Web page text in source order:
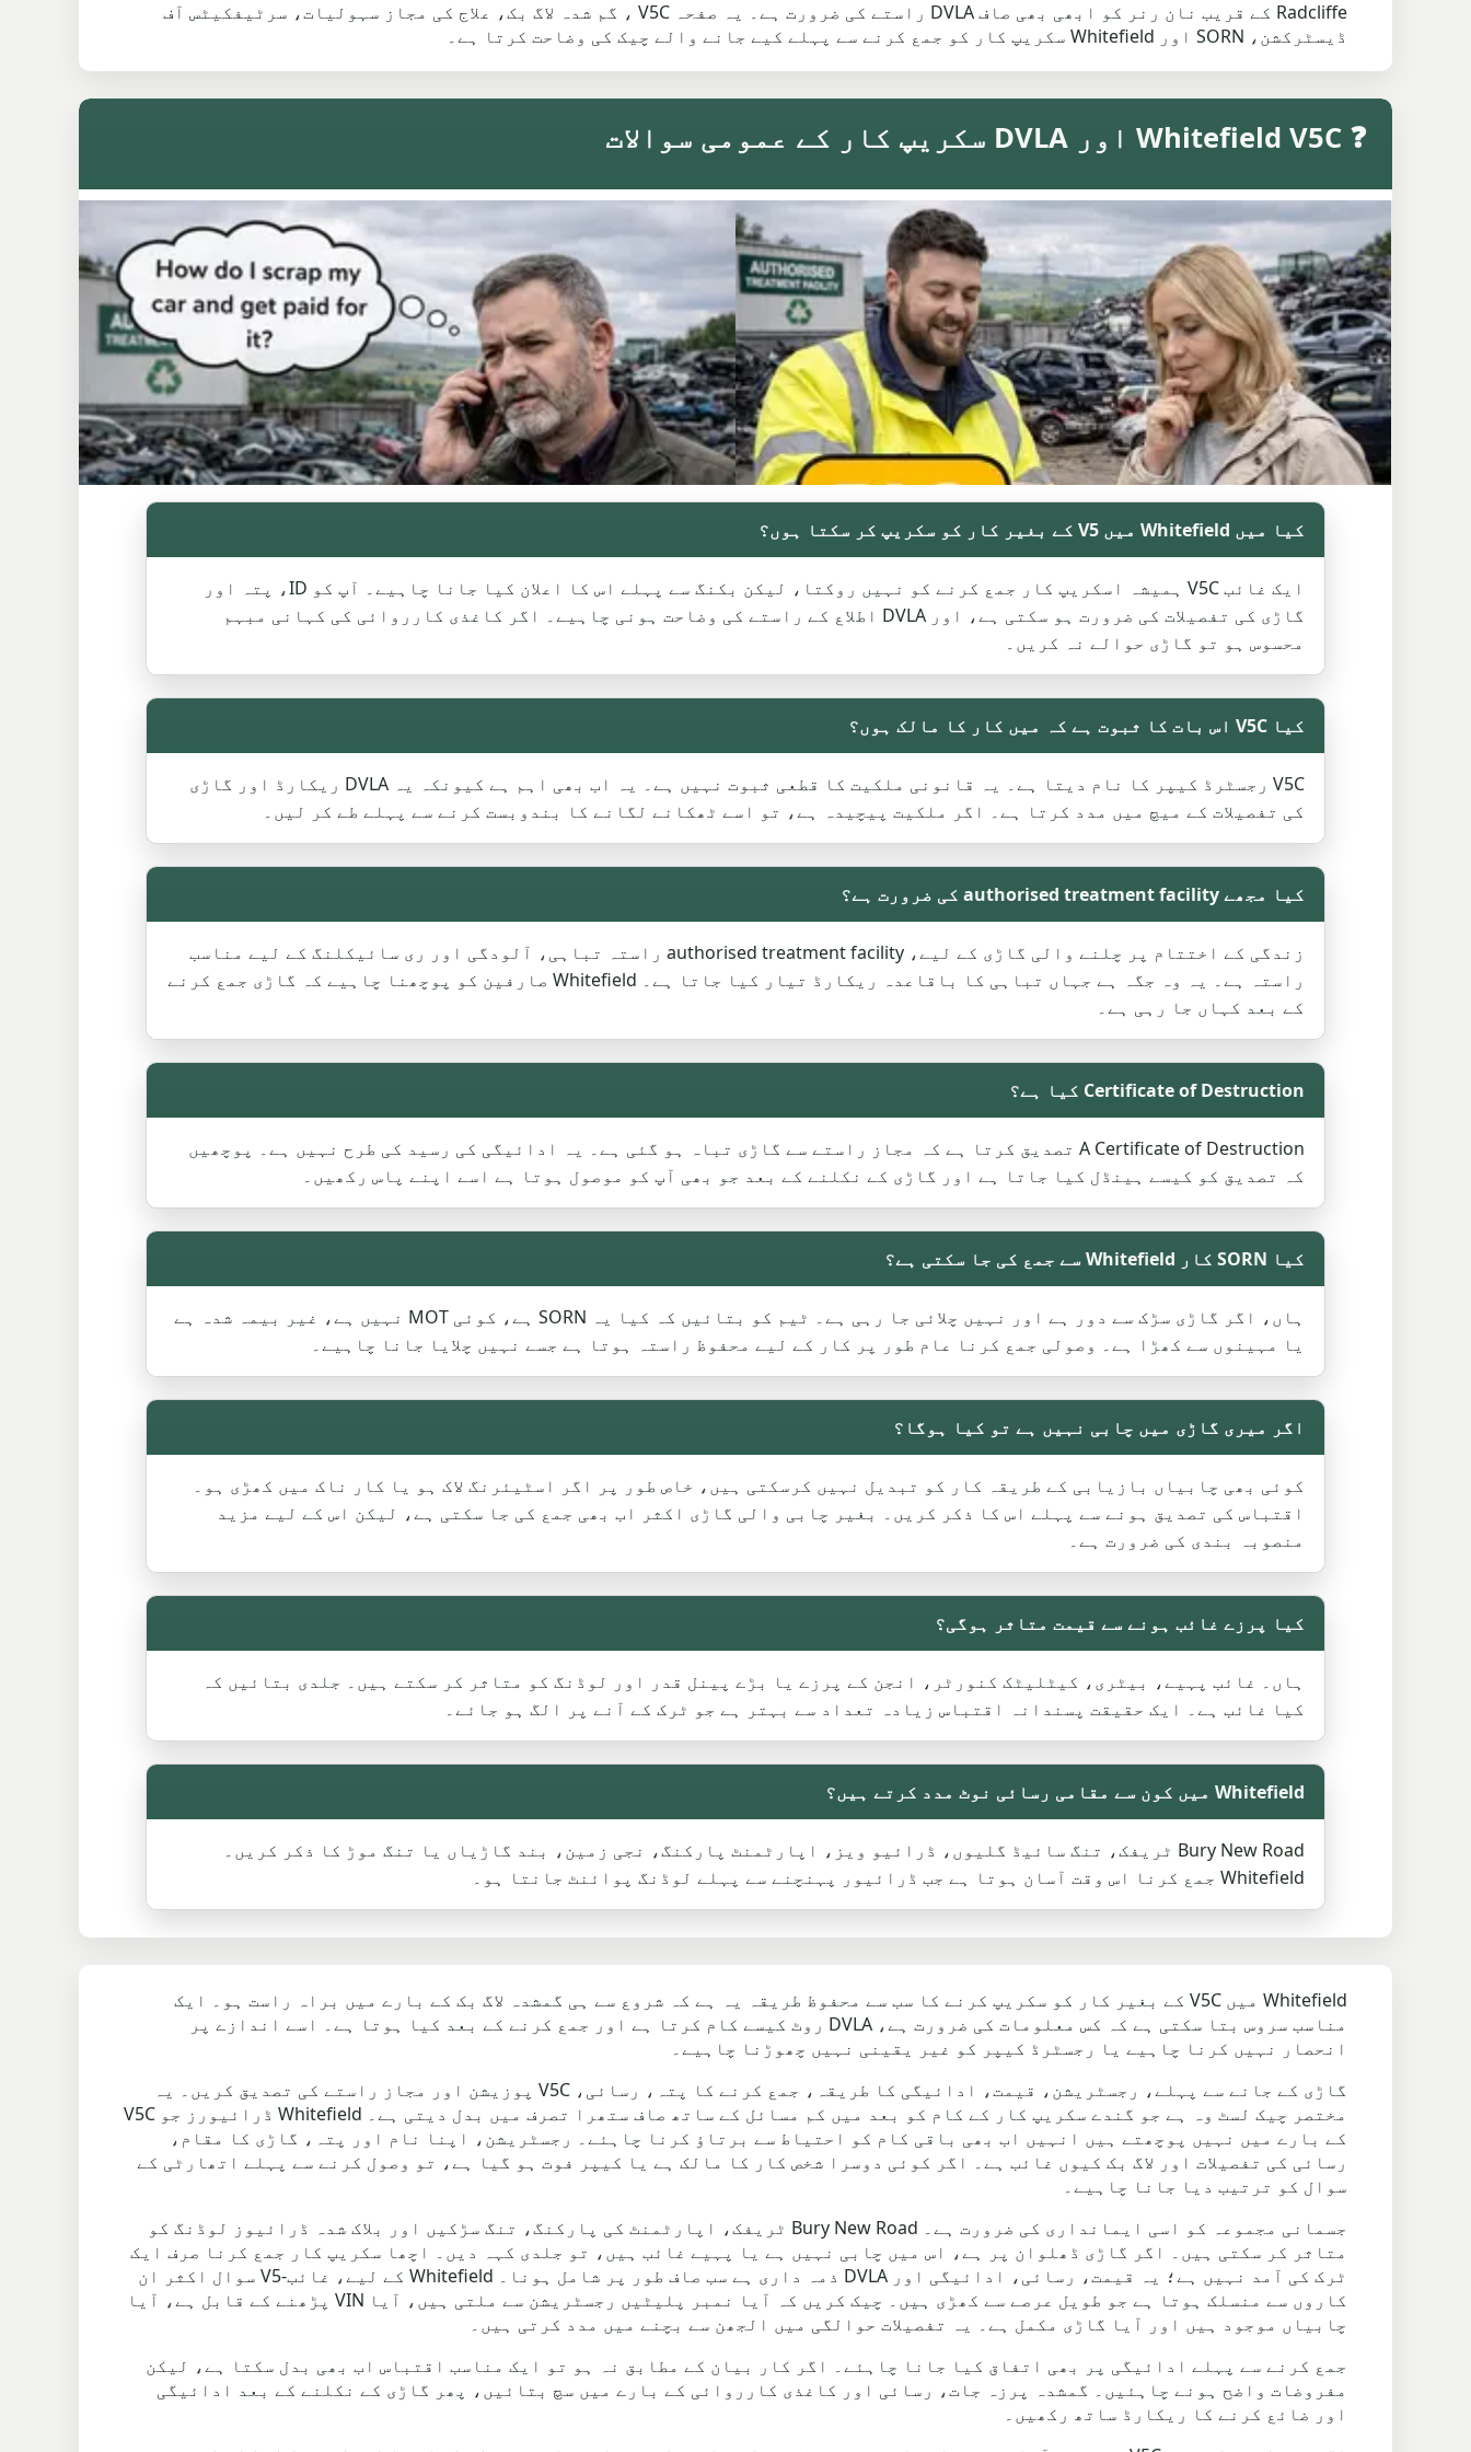
Radcliffe کے قریب نان رنر کو ابھی بھی صاف DVLA راستے کی ضرورت ہے۔ یہ صفحہ V5C ، گم شدہ لاگ بک، علاج کی مجاز سہولیات، سرٹیفکیٹس آف
ڈیسٹرکشن، SORN اور Whitefield سکریپ کار کو جمع کرنے سے پہلے کیے جانے والے چیک کی وضاحت کرتا ہے۔
❓ Whitefield V5C اور DVLA سکریپ کار کے عمومی سوالات
کیا میں Whitefield میں V5 کے بغیر کار کو سکریپ کر سکتا ہوں؟
ایک غائب V5C ہمیشہ اسکریپ کار جمع کرنے کو نہیں روکتا، لیکن بکنگ سے پہلے اس کا اعلان کیا جانا چاہیے۔ آپ کو ID، پتہ اور
گاڑی کی تفصیلات کی ضرورت ہو سکتی ہے، اور DVLA اطلاع کے راستے کی وضاحت ہونی چاہیے۔ اگر کاغذی کارروائی کی کہانی مبہم
محسوس ہو تو گاڑی حوالے نہ کریں۔
کیا V5C اس بات کا ثبوت ہے کہ میں کار کا مالک ہوں؟
V5C رجسٹرڈ کیپر کا نام دیتا ہے۔ یہ قانونی ملکیت کا قطعی ثبوت نہیں ہے۔ یہ اب بھی اہم ہے کیونکہ یہ DVLA ریکارڈ اور گاڑی
کی تفصیلات کے میچ میں مدد کرتا ہے۔ اگر ملکیت پیچیدہ ہے، تو اسے ٹھکانے لگانے کا بندوبست کرنے سے پہلے طے کر لیں۔
کیا مجھے authorised treatment facility کی ضرورت ہے؟
زندگی کے اختتام پر چلنے والی گاڑی کے لیے، authorised treatment facility راستہ تباہی، آلودگی اور ری سائیکلنگ کے لیے مناسب
راستہ ہے۔ یہ وہ جگہ ہے جہاں تباہی کا باقاعدہ ریکارڈ تیار کیا جاتا ہے۔ Whitefield صارفین کو پوچھنا چاہیے کہ گاڑی جمع کرنے
کے بعد کہاں جا رہی ہے۔
Certificate of Destruction کیا ہے؟
A Certificate of Destruction تصدیق کرتا ہے کہ مجاز راستے سے گاڑی تباہ ہو گئی ہے۔ یہ ادائیگی کی رسید کی طرح نہیں ہے۔ پوچھیں
کہ تصدیق کو کیسے ہینڈل کیا جاتا ہے اور گاڑی کے نکلنے کے بعد جو بھی آپ کو موصول ہوتا ہے اسے اپنے پاس رکھیں۔
کیا SORN کار Whitefield سے جمع کی جا سکتی ہے؟
ہاں، اگر گاڑی سڑک سے دور ہے اور نہیں چلائی جا رہی ہے۔ ٹیم کو بتائیں کہ کیا یہ SORN ہے، کوئی MOT نہیں ہے، غیر بیمہ شدہ ہے
یا مہینوں سے کھڑا ہے۔ وصولی جمع کرنا عام طور پر کار کے لیے محفوظ راستہ ہوتا ہے جسے نہیں چلایا جانا چاہیے۔
اگر میری گاڑی میں چابی نہیں ہے تو کیا ہوگا؟
کوئی بھی چابیاں بازیابی کے طریقہ کار کو تبدیل نہیں کرسکتی ہیں، خاص طور پر اگر اسٹیئرنگ لاک ہو یا کار ناک میں کھڑی ہو۔
اقتباس کی تصدیق ہونے سے پہلے اس کا ذکر کریں۔ بغیر چابی والی گاڑی اکثر اب بھی جمع کی جا سکتی ہے، لیکن اس کے لیے مزید
منصوبہ بندی کی ضرورت ہے۔
کیا پرزے غائب ہونے سے قیمت متاثر ہوگی؟
ہاں۔ غائب پہیے، بیٹری، کیٹلیٹک کنورٹر، انجن کے پرزے یا بڑے پینل قدر اور لوڈنگ کو متاثر کر سکتے ہیں۔ جلدی بتائیں کہ
کیا غائب ہے۔ ایک حقیقت پسندانہ اقتباس زیادہ تعداد سے بہتر ہے جو ٹرک کے آنے پر الگ ہو جائے۔
Whitefield میں کون سے مقامی رسائی نوٹ مدد کرتے ہیں؟
Bury New Road ٹریفک، تنگ سائیڈ گلیوں، ڈرائیو ویز، اپارٹمنٹ پارکنگ، نجی زمین، بند گاڑیاں یا تنگ موڑ کا ذکر کریں۔
Whitefield جمع کرنا اس وقت آسان ہوتا ہے جب ڈرائیور پہنچنے سے پہلے لوڈنگ پوائنٹ جانتا ہو۔
Whitefield میں V5C کے بغیر کار کو سکریپ کرنے کا سب سے محفوظ طریقہ یہ ہے کہ شروع سے ہی گمشدہ لاگ بک کے بارے میں براہ راست ہو۔ ایک
مناسب سروس بتا سکتی ہے کہ کس معلومات کی ضرورت ہے، DVLA روٹ کیسے کام کرتا ہے اور جمع کرنے کے بعد کیا ہوتا ہے۔ اسے اندازے پر
انحصار نہیں کرنا چاہیے یا رجسٹرڈ کیپر کو غیر یقینی نہیں چھوڑنا چاہیے۔
گاڑی کے جانے سے پہلے، رجسٹریشن، قیمت، ادائیگی کا طریقہ، جمع کرنے کا پتہ، رسائی، V5C پوزیشن اور مجاز راستے کی تصدیق کریں۔ یہ
مختصر چیک لسٹ وہ ہے جو گندے سکریپ کار کے کام کو بعد میں کم مسائل کے ساتھ صاف ستھرا تصرف میں بدل دیتی ہے۔ Whitefield ڈرائیورز جو V5C
کے بارے میں نہیں پوچھتے ہیں انہیں اب بھی باقی کام کو احتیاط سے برتاؤ کرنا چاہئے۔ رجسٹریشن، اپنا نام اور پتہ، گاڑی کا مقام،
رسائی کی تفصیلات اور لاگ بک کیوں غائب ہے۔ اگر کوئی دوسرا شخص کار کا مالک ہے یا کیپر فوت ہو گیا ہے، تو وصول کرنے سے پہلے اتھارٹی کے
سوال کو ترتیب دیا جانا چاہیے۔
جسمانی مجموعہ کو اسی ایمانداری کی ضرورت ہے۔ Bury New Road ٹریفک، اپارٹمنٹ کی پارکنگ، تنگ سڑکیں اور بلاک شدہ ڈرائیوز لوڈنگ کو
متاثر کر سکتی ہیں۔ اگر گاڑی ڈھلوان پر ہے، اس میں چابی نہیں ہے یا پہیے غائب ہیں، تو جلدی کہہ دیں۔ اچھا سکریپ کار جمع کرنا صرف ایک
ٹرک کی آمد نہیں ہے؛ یہ قیمت، رسائی، ادائیگی اور DVLA ذمہ داری ہے سب صاف طور پر شامل ہونا۔ Whitefield کے لیے، غائب-V5 سوال اکثر ان
کاروں سے منسلک ہوتا ہے جو طویل عرصے سے کھڑی ہیں۔ چیک کریں کہ آیا نمبر پلیٹیں رجسٹریشن سے ملتی ہیں، آیا VIN پڑھنے کے قابل ہے، آیا
چابیاں موجود ہیں اور آیا گاڑی مکمل ہے۔ یہ تفصیلات حوالگی میں الجھن سے بچنے میں مدد کرتی ہیں۔
جمع کرنے سے پہلے ادائیگی پر بھی اتفاق کیا جانا چاہئے۔ اگر کار بیان کے مطابق نہ ہو تو ایک مناسب اقتباس اب بھی بدل سکتا ہے، لیکن
مفروضات واضح ہونے چاہئیں۔ گمشدہ پرزہ جات، رسائی اور کاغذی کارروائی کے بارے میں سچ بتائیں، پھر گاڑی کے نکلنے کے بعد ادائیگی
اور ضائع کرنے کا ریکارڈ ساتھ رکھیں۔